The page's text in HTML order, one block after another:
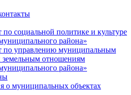
социальной политике и культуре
района»
управлению муниципальным
отношениям
района»
о муниципальных объектах